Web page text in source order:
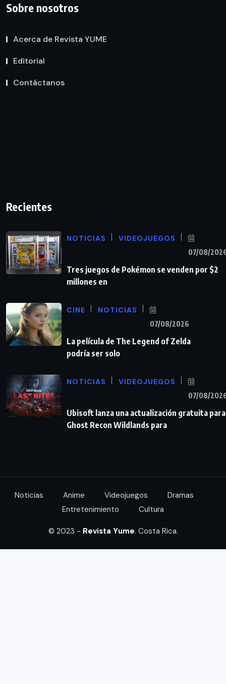
Sobre nosotros
Acerca de Revista YUME
Editorial
Contáctanos
Recientes
NOTICIAS VIDEOJUEGOS
07/08/
Tres juegos de Pokémon se venden por $2
millones en
CINE NOTICIAS
07/08/2026
La película de The Legend of Zelda
podría ser solo
NOTICIAS VIDEOJUEGOS
07/08/
Ubisoft lanza una actualización gratuita para
Ghost Recon Wildlands para
Noticias Anime Videojuegos
Dramas
Entretenimiento
Cultura
© 2023 - Revista Yume. Costa Rica.